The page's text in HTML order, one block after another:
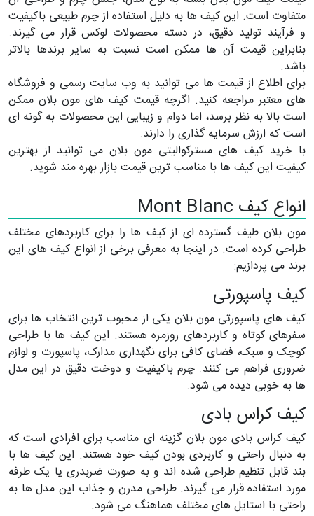
متفاوت است. این کیف ها به دلیل استفاده از چرم طبیعی باکیفیت
و فرآیند تولید دقیق، در دسته محصولات لوکس قرار می گیرند.
بنابراین قیمت آن ها ممکن است نسبت به سایر برندها بالاتر
باشد.
برای اطلاع از قیمت ها می توانید به وب سایت رسمی و فروشگاه
های معتبر مراجعه کنید. اگرچه قیمت کیف های مون بلان ممکن
است بالا به نظر برسد، اما دوام و زیبایی این محصولات به گونه ای
است که ارزش سرمایه گذاری را دارند.
با خرید کیف های مسترکوالیتی مون بلان می توانید از بهترین
کیفیت این کیف ها با مناسب ترین قیمت بازار بهره مند شوید.
انواع کیف Mont Blanc
مون بلان طیف گسترده ای از کیف ها را برای کاربردهای مختلف
طراحی کرده است. در اینجا به معرفی برخی از انواع کیف های این
برند می پردازیم:
کیف پاسپورتی
کیف های پاسپورتی مون بلان یکی از محبوب ترین انتخاب ها برای
سفرهای کوتاه و کاربردهای روزمره هستند. این کیف ها با طراحی
کوچک و سبک، فضای کافی برای نگهداری مدارک، پاسپورت و لوازم
ضروری فراهم می کنند. چرم باکیفیت و دوخت دقیق در این مدل
ها به خوبی دیده می شود.
کیف کراس بادی
کیف کراس بادی مون بلان گزینه ای مناسب برای افرادی است که
به دنبال راحتی و کاربردی بودن کیف خود هستند. این کیف ها با
بند قابل تنظیم طراحی شده اند و به صورت ضربدری یا یک طرفه
مورد استفاده قرار می گیرند. طراحی مدرن و جذاب این مدل ها به
راحتی با استایل های مختلف هماهنگ می شود.